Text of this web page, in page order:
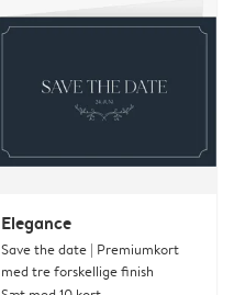
Elegance
Save the date | Premiumkort
med tre forskellige finish